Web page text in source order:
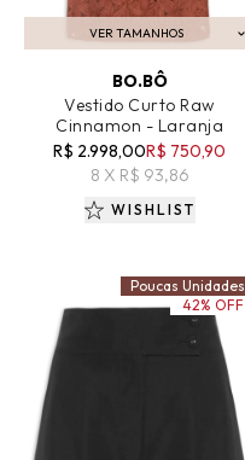
VER TAMANHOS
ADICIONAR AO CARRINHO
BO.BÔ
Vestido Curto Raw
Cinnamon - Laranja
R$ 2.998,00R$ 750,90
8 X R$ 93,86
WISHLIST
Poucas Unidades
42% OFF